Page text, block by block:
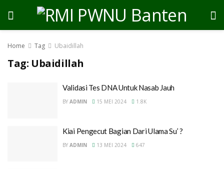
Home Tag Ubaidillah
Tag: Ubaidillah
Validasi Tes DNA Untuk Nasab Jauh
BY ADMIN 15 MEI 2024 1.8K
Kiai Pengecut Bagian Dari Ulama Su’ ?
BY ADMIN 13 MEI 2024 647